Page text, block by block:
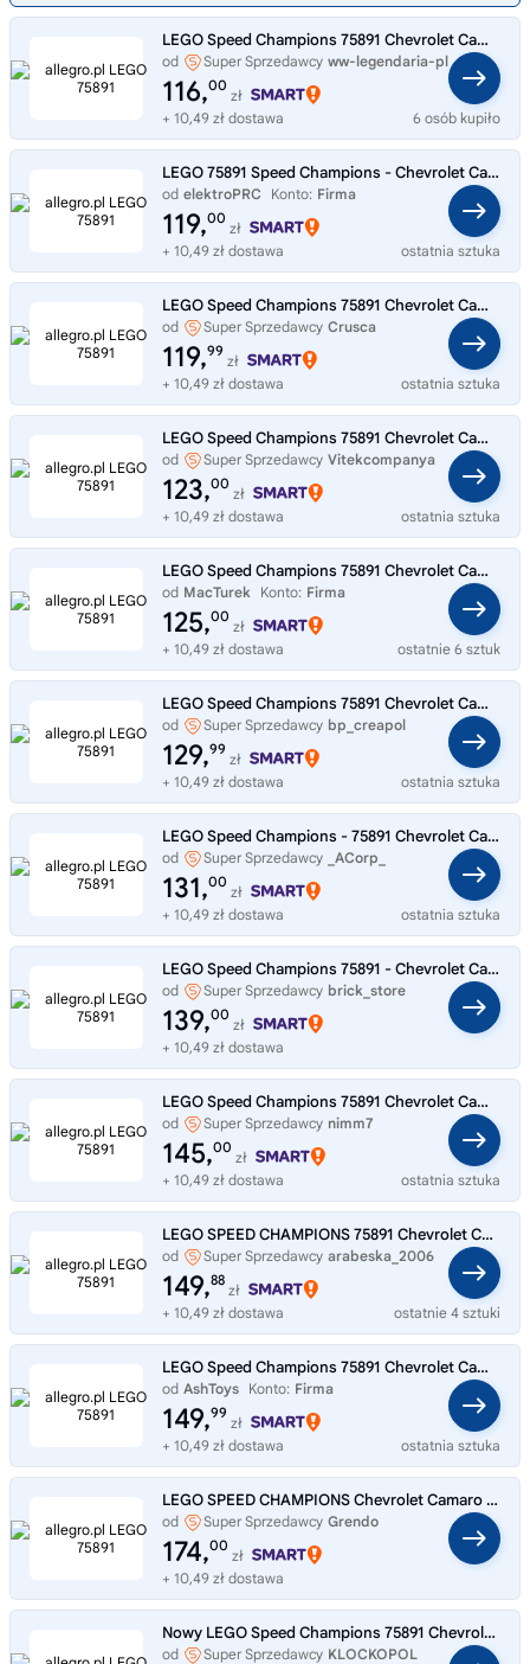
LEGO Speed Champions 75891 Chevrolet Camaro ZL1
od Super Sprzedawcy ww-legendaria-pl
116,00
zł
+ 10,49 zł dostawa
6 osób kupiło
LEGO 75891 Speed Champions - Chevrolet Camaro ZL1
od elektroPRC Konto: Firma
119,00
zł
+ 10,49 zł dostawa
ostatnia sztuka
LEGO Speed Champions 75891 Chevrolet Camaro ZL1
od Super Sprzedawcy Crusca
119,99
zł
+ 10,49 zł dostawa
ostatnia sztuka
LEGO Speed Champions 75891 Chevrolet Camaro ZL1
od Super Sprzedawcy Vitekcompanya
123,00
zł
+ 10,49 zł dostawa
ostatnia sztuka
LEGO Speed Champions 75891 Chevrolet Camaro ZL1. Ideał.
od MacTurek Konto: Firma
125,00
zł
+ 10,49 zł dostawa
ostatnie 6 sztuk
LEGO Speed Champions 75891 Chevrolet Camaro ZL1
od Super Sprzedawcy bp_creapol
129,99
zł
+ 10,49 zł dostawa
ostatnia sztuka
LEGO Speed Champions - 75891 Chevrolet Camaro ZL1 - Nowe
od Super Sprzedawcy _ACorp_
131,00
zł
+ 10,49 zł dostawa
ostatnia sztuka
LEGO Speed Champions 75891 - Chevrolet Camaro ZL1
od Super Sprzedawcy brick_store
139,00
zł
+ 10,49 zł dostawa
LEGO Speed Champions 75891 Chevrolet Camaro ZL1
od Super Sprzedawcy nimm7
145,00
zł
+ 10,49 zł dostawa
ostatnia sztuka
LEGO SPEED CHAMPIONS 75891 Chevrolet Camaro ZL1
od Super Sprzedawcy arabeska_2006
149,88
zł
+ 10,49 zł dostawa
ostatnie 4 sztuki
LEGO Speed Champions 75891 Chevrolet Camaro ZL1
od AshToys Konto: Firma
149,99
zł
+ 10,49 zł dostawa
ostatnia sztuka
LEGO SPEED CHAMPIONS Chevrolet Camaro ZL1 75891
od Super Sprzedawcy Grendo
174,00
zł
+ 10,49 zł dostawa
Nowy LEGO Speed Champions 75891 Chevrolet Camaro ZL1 MISB 2019
od Super Sprzedawcy KLOCKOPOL